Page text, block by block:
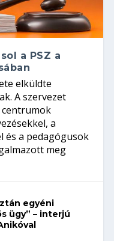
a PSZ a
elküldte
A szervezet
a
és a pedagógusok
meg
egyéni
ügy” – interjú